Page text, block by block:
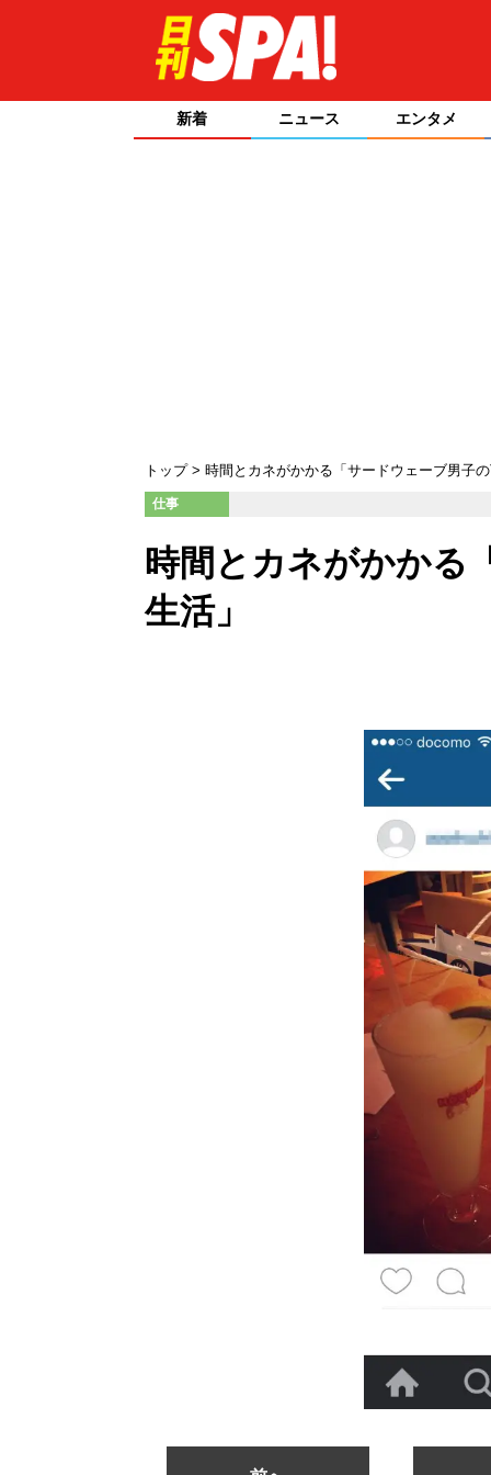
新着 ニュース エンタメ
トップ 時間とカネがかかる「サードウェーブ男子
仕事
時間とカネがかかる
生活」